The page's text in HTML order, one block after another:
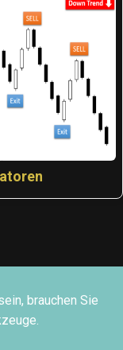
brauchen Sie